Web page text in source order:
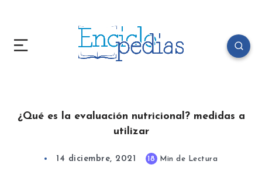
¿Qué es la evaluación nutricional? medidas a
utilizar
14 diciembre, 2021 18 Min de Lectura